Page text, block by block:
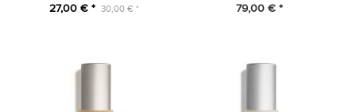
27,00 € * 30,00 € *
Zeichen der Hautalterung
79,00 € *